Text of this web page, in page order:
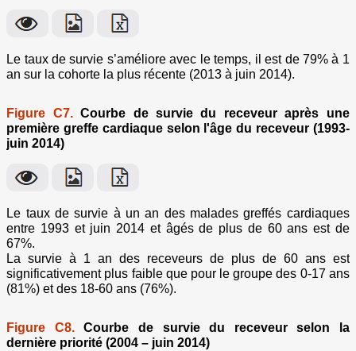
Le taux de survie s’améliore avec le temps, il est de 79% à 1
an sur la cohorte la plus récente (2013 à juin 2014).
Figure C7.Courbe de survie du receveur après une
première greffe cardiaque selon l'âge du receveur (1993-
juin 2014)
Le taux de survie à un an des malades greffés cardiaques
entre 1993 et juin 2014 et âgés de plus de 60 ans est de
67%.
La survie à 1 an des receveurs de plus de 60 ans est
significativement plus faible que pour le groupe des 0-17 ans
(81%) et des 18-60 ans (76%).
Figure C8.Courbe de survie du receveur selon la
dernière priorité (2004 – juin 2014)